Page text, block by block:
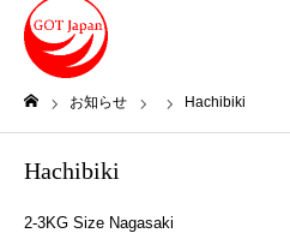
お知らせ Hachibiki
Hachibiki
2-3KG Size Nagasaki